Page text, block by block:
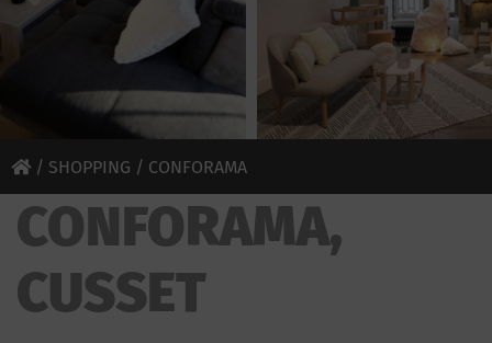
/ SHOPPING / CONFORAMA
CONFORAMA,
CUSSET